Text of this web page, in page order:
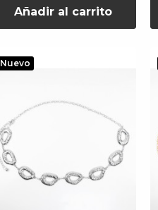
Añadir al carrito
Nuevo